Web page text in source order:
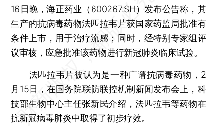
16日晚，海正药业 （ 600267.SH）发布公告称，其
生产的抗病毒药物法匹拉韦片获国家药监局批准有
条件上市，用于治疗流感；同时，经特别专家组评
议审核，应急批准该药物进行新冠肺炎临床试验。
法匹拉韦片被认为是一种广谱抗病毒药物，2
月15日，在国务院联防联控机制新闻发布会上，科
技部生物中心主任张新民介绍，法匹拉韦等药物在
抗新冠病毒肺炎中取得了初步疗效。